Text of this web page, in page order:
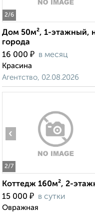
2/6
Дом 50м², 1-этажный,
города
16 000 ₽ в месяц
Красина
Агентство, 02.08.2026
2/7
‹
Коттедж 160м², 2-
15 000 ₽ в сутки
Овражная